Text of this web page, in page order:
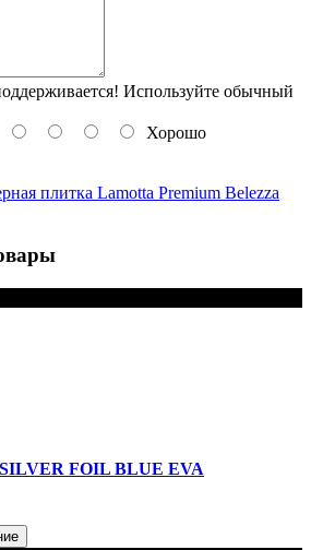
Используйте обычный
Хорошо
плитка Lamotta Premium Belezza
FOIL BLUE EVA